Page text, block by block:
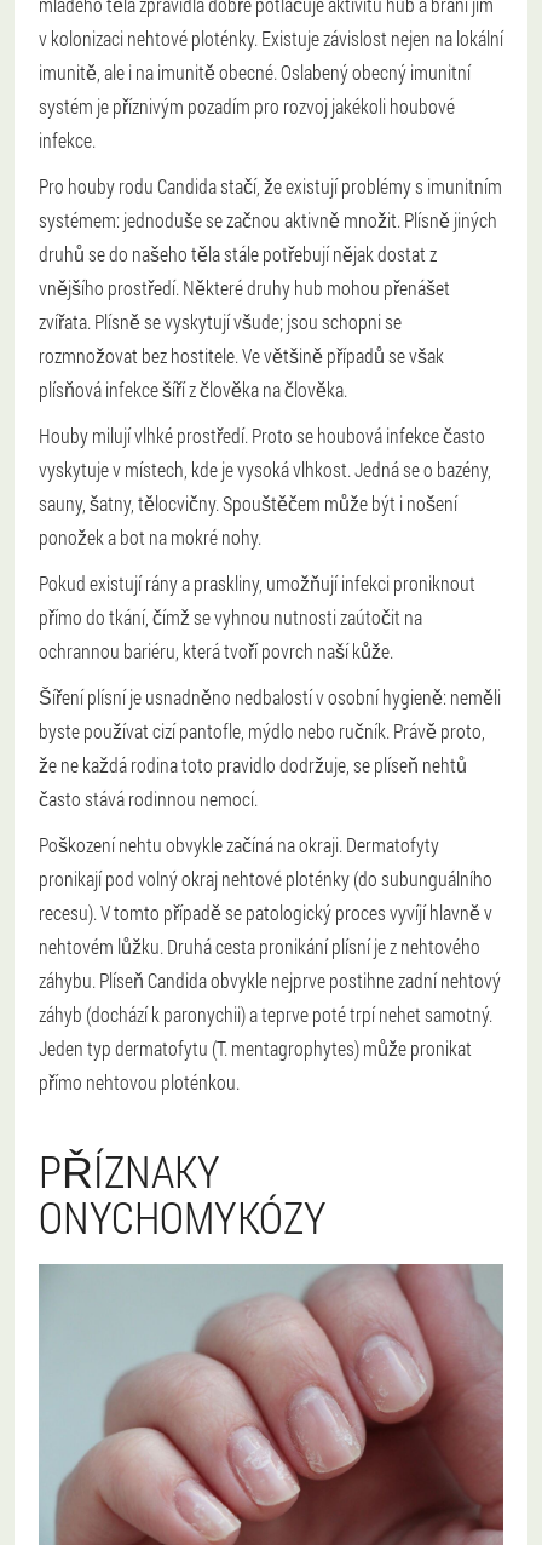
v kolonizaci nehtové ploténky. Existuje závislost nejen na lokální
imunitě, ale i na imunitě obecné. Oslabený obecný imunitní
systém je příznivým pozadím pro rozvoj jakékoli houbové
infekce.
Pro houby rodu Candida stačí, že existují problémy s imunitním
systémem: jednoduše se začnou aktivně množit. Plísně jiných
druhů se do našeho těla stále potřebují nějak dostat z
vnějšího prostředí. Některé druhy hub mohou přenášet
zvířata. Plísně se vyskytují všude; jsou schopni se
rozmnožovat bez hostitele. Ve většině případů se však
plísňová infekce šíří z člověka na člověka.
Houby milují vlhké prostředí. Proto se houbová infekce často
vyskytuje v místech, kde je vysoká vlhkost. Jedná se o bazény,
sauny, šatny, tělocvičny. Spouštěčem může být i nošení
ponožek a bot na mokré nohy.
Pokud existují rány a praskliny, umožňují infekci proniknout
přímo do tkání, čímž se vyhnou nutnosti zaútočit na
ochrannou bariéru, která tvoří povrch naší kůže.
Šíření plísní je usnadněno nedbalostí v osobní hygieně: neměli
byste používat cizí pantofle, mýdlo nebo ručník. Právě proto,
že ne každá rodina toto pravidlo dodržuje, se plíseň nehtů
často stává rodinnou nemocí.
Poškození nehtu obvykle začíná na okraji. Dermatofyty
pronikají pod volný okraj nehtové ploténky (do subunguálního
recesu). V tomto případě se patologický proces vyvíjí hlavně v
nehtovém lůžku. Druhá cesta pronikání plísní je z nehtového
záhybu. Plíseň Candida obvykle nejprve postihne zadní nehtový
záhyb (dochází k paronychii) a teprve poté trpí nehet samotný.
Jeden typ dermatofytu (T. mentagrophytes) může pronikat
přímo nehtovou ploténkou.
PŘÍZNAKY
ONYCHOMYKÓZY